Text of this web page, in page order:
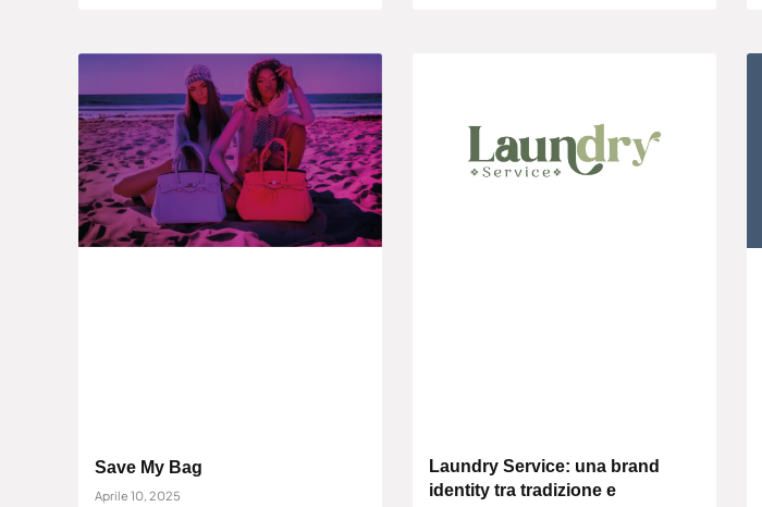
Save My Bag
Aprile 10, 2025
Laundry Service: una brand
identity tra tradizione e